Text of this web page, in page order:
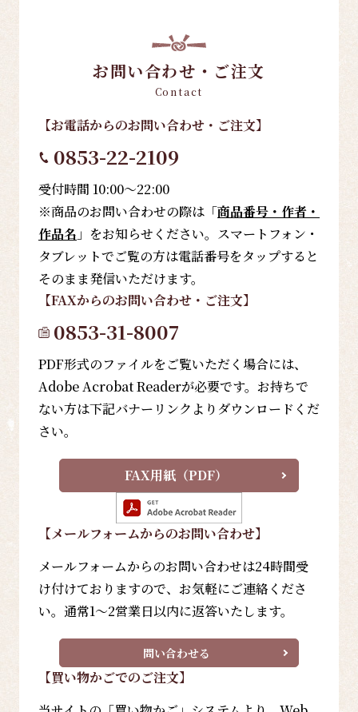
お問い合わせ・ご注文
Contact
【お電話からのお問い合わせ・ご注文】
0853-22-2109
受付時間 10:00～22:00
※商品のお問い合わせの際は「商品番号・作者・
作品名 」をお知らせください。スマートフォン・
タブレットでご覧の方は電話番号をタップすると
そのまま発信いただけます。
【FAXからのお問い合わせ・ご注文】
0853-31-8007
PDF形式のファイルをご覧いただく場合には、
Adobe Acrobat Readerが必要です。お持ちで
ない方は下記バナーリンクよりダウンロードくだ
さい。
FAX用紙（PDF）
【メールフォームからのお問い合わせ】
メールフォームからのお問い合わせは24時間受
け付けておりますので、お気軽にご連絡くださ
い。通常1～2営業日以内に返答いたします。
問い合わせる
【買い物かごでのご注文】